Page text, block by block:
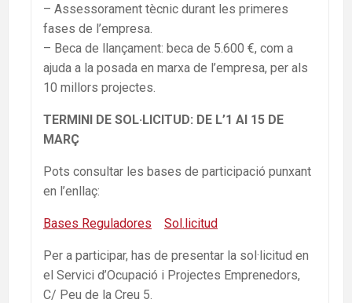
– Assessorament tècnic durant les primeres
fases de l’empresa.
– Beca de llançament: beca de 5.600 €, com a
ajuda a la posada en marxa de l’empresa, per als
10 millors projectes.
TERMINI DE SOL·LICITUD: DE L’1 Al 15 DE
MARÇ
Pots consultar les bases de participació punxant
en l’enllaç:
Bases Reguladores Sol.licitud
Per a participar, has de presentar la sol·licitud en
el Servici d’Ocupació i Projectes Emprenedors,
C/ Peu de la Creu 5.